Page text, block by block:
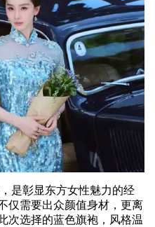
彰显东方女性魅力的经
仅需要出众颜值身材，更离
次选择的蓝色旗袍，风格温